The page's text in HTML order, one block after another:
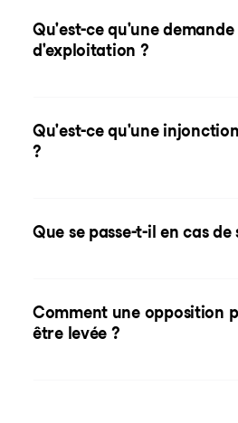
Qu'est-ce qu'une demande
d'exploitation ?
Qu'est-ce qu'une
?
Que se passe-t-il en cas de
Comment une opposition
être levée ?